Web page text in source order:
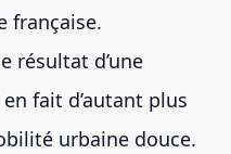
française.
résultat d’une
fait d’autant plus
urbaine douce.